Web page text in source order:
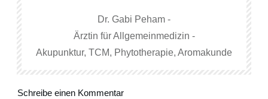
Dr. Gabi Peham -
Ärztin für Allgemeinmedizin -
Akupunktur, TCM, Phytotherapie, Aromakunde
Schreibe einen Kommentar